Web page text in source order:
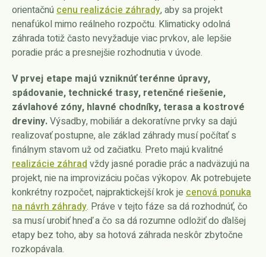
orientačnú cenu realizácie záhrady, aby sa projekt
nenafúkol mimo reálneho rozpočtu. Klimaticky odolná
záhrada totiž často nevyžaduje viac prvkov, ale lepšie
poradie prác a presnejšie rozhodnutia v úvode.
V prvej etape majú vzniknúť terénne úpravy,
spádovanie, technické trasy, retenčné riešenie,
závlahové zóny, hlavné chodníky, terasa a kostrové
dreviny.Výsadby, mobiliár a dekoratívne prvky sa dajú
realizovať postupne, ale základ záhrady musí počítať s
finálnym stavom už od začiatku. Preto majú kvalitné
realizácie záhradvždy jasné poradie prác a nadväzujú na
projekt, nie na improvizáciu počas výkopov. Ak potrebujete
konkrétny rozpočet, najpraktickejší krok je cenová ponuka
na návrh záhrady. Práve v tejto fáze sa dá rozhodnúť, čo
sa musí urobiť hneď a čo sa dá rozumne odložiť do ďalšej
etapy bez toho, aby sa hotová záhrada neskôr zbytočne
rozkopávala.